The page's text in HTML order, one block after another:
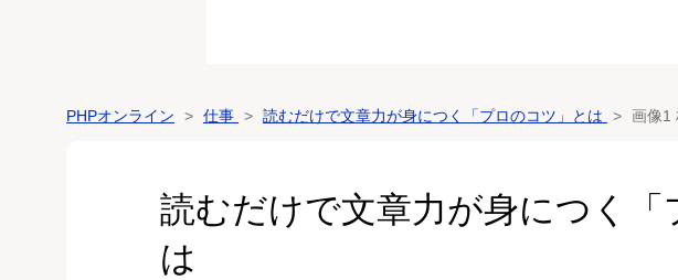
PHPオンライン 仕事 読むだけで文章力が身につく「プロのコツ」とは 画像1
読むだけで文章力が身につく「
は